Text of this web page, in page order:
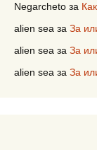
Negarcheto за
alien sea за За
alien sea за За
alien sea за За